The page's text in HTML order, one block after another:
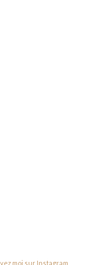
moi sur Instagram